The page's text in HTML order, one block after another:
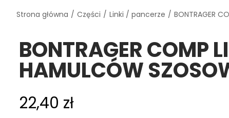
Strona główna / Części / Linki / pancerze / BONTRAGER
BONTRAGER COMP
HAMULCÓW
22,40 zł